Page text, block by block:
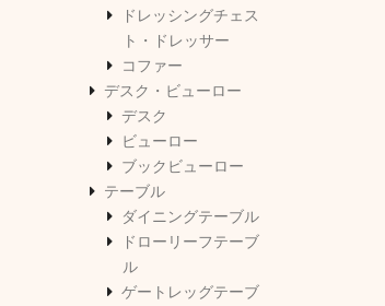
ドレッシングチェス
ト・ドレッサー
コファー
デスク・ビューロー
デスク
ビューロー
ブックビューロー
テーブル
ダイニングテーブル
ドローリーフテーブ
ル
ゲートレッグテーブ